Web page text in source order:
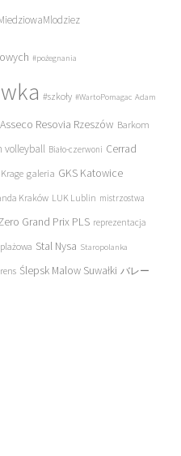
#pożegnania
#szkoły #WartoPomagac Adam
Asseco Resovia Rzeszów Barkom
volleyball Biało-czerwoni Cerrad
galeria GKS Katowice
Kraków LUK Lublin mistrzostwa
Grand Prix PLS reprezentacja
Stal Nysa Staropolanka
Ślepsk Malow Suwałki バレー